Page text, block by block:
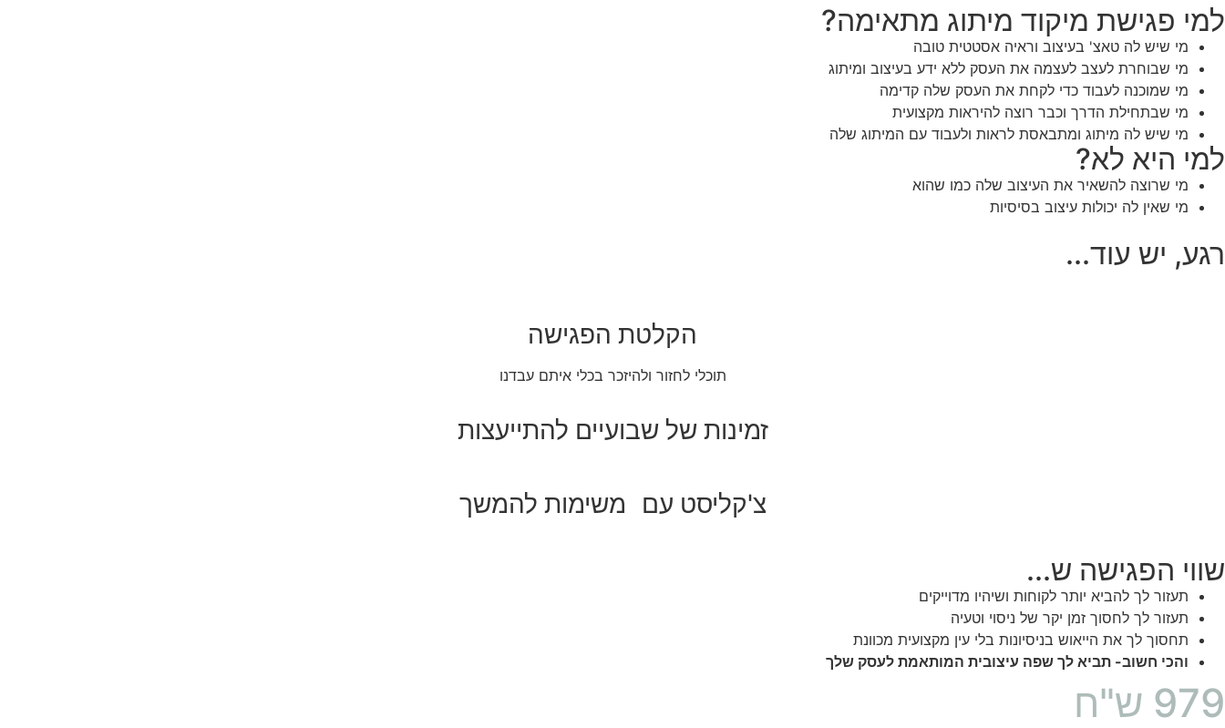
למי פגישת מיקוד מיתוג מתאימה?
מי שיש לה טאצ' בעיצוב וראיה אסטטית טובה
מי שבוחרת לעצב לעצמה את העסק ללא ידע בעיצוב ומיתוג
מי שמוכנה לעבוד כדי לקחת את העסק שלה קדימה
מי שבתחילת הדרך וכבר רוצה להיראות מקצועית
מי שיש לה מיתוג ומתבאסת לראות ולעבוד עם המיתוג שלה
למי היא לא?
מי שרוצה להשאיר את העיצוב שלה כמו שהוא
מי שאין לה יכולות עיצוב בסיסיות
רגע, יש עוד...
הקלטת הפגישה
תוכלי לחזור ולהיזכר בכלי איתם עבדנו
זמינות של שבועיים להתייעצות
צ'קליסט עם משימות להמשך
שווי הפגישה ש...
תעזור לך להביא יותר לקוחות ושיהיו מדוייקים
תעזור לך לחסוך זמן יקר של ניסוי וטעיה
תחסוך לך את הייאוש בניסיונות בלי עין מקצועית מכוונת
והכי חשוב- תביא לך שפה עיצובית המותאמת לעסק שלך
979 ש"ח